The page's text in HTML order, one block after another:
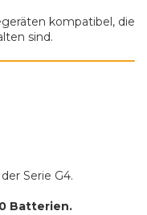
kompatibel, die
sind.
Serie G4.
Batterien.